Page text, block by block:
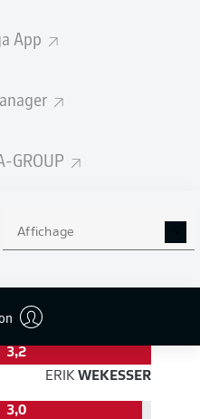
App
GROUP
Affichage
85 %
PASSES
3,2
ERIKWEKESSER
3,0